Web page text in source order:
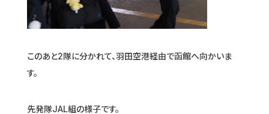
このあと2隊に分かれて、羽田空港経由で函館へ向かいま
す。
先発隊JAL組の様子です。